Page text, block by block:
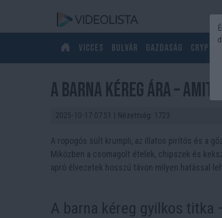
Vicces Bulvár Gazdaság Crypto
A barna kéreg ára – amit
2025-10-17 07:51 | Nézettség: 1723
A ropogós sült krumpli, az illatos pirítós és a
Miközben a csomagolt ételek, chipszek és
apró élvezetek hosszú távon milyen hatással
A barna kéreg gyilkos titka